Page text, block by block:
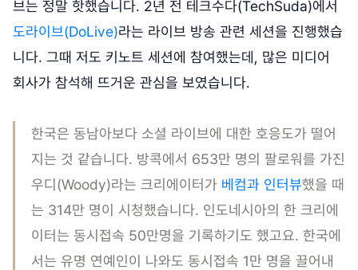
브는 정말 핫했습니다. 2년 전 테크수다(TechSuda)에서
도라이브(DoLive)라는 라이브 방송 관련 세션을 진행했습
니다. 그때 저도 키노트 세션에 참여했는데, 많은 미디어
회사가 참석해 뜨거운 관심을 보였습니다.
한국은 동남아보다 소셜 라이브에 대한 호응도가 떨어
지는 것 같습니다. 방콕에서 653만 명의 팔로워를 가진
우디(Woody)라는 크리에이터가 베컴과 인터뷰했을 때
는 314만 명이 시청했습니다. 인도네시아의 한 크리에
이터는 동시접속 50만명을 기록하기도 했고요. 한국에
서는 유명 연예인이 나와도 동시접속 1만 명을 끌어내